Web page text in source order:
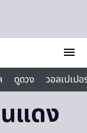
menu
ดูดวง
วอลเปเป
แดง